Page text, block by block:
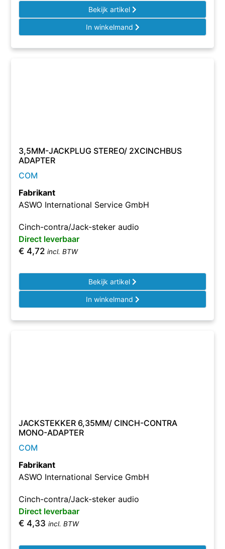
Bekijk artikel
In winkelmand
3,5MM-JACKPLUG STEREO/ 2XCINCHBUS
ADAPTER
COM
Fabrikant
ASWO International Service GmbH
Cinch-contra/Jack-steker audio
Direct leverbaar
€ 4,72 incl. BTW
Bekijk artikel
In winkelmand
JACKSTEKKER 6,35MM/ CINCH-CONTRA
MONO-ADAPTER
COM
Fabrikant
ASWO International Service GmbH
Cinch-contra/Jack-steker audio
Direct leverbaar
€ 4,33 incl. BTW